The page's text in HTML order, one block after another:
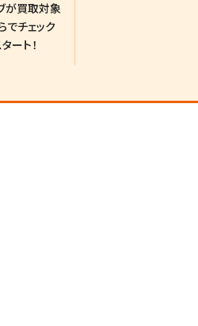
が買取対象
でチェック
ート！